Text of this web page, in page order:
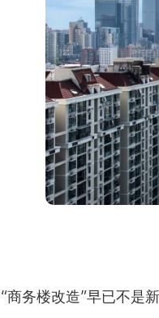
务楼改造”早已不是